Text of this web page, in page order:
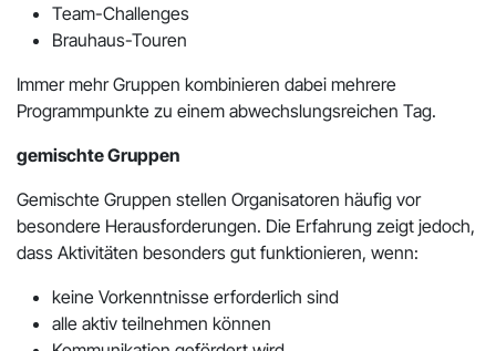
Team-Challenges
Brauhaus-Touren
Immer mehr Gruppen kombinieren dabei mehrere
Programmpunkte zu einem abwechslungsreichen Tag.
gemischte Gruppen
Gemischte Gruppen stellen Organisatoren häufig vor
besondere Herausforderungen. Die Erfahrung zeigt jedoch,
dass Aktivitäten besonders gut funktionieren, wenn:
keine Vorkenntnisse erforderlich sind
alle aktiv teilnehmen können